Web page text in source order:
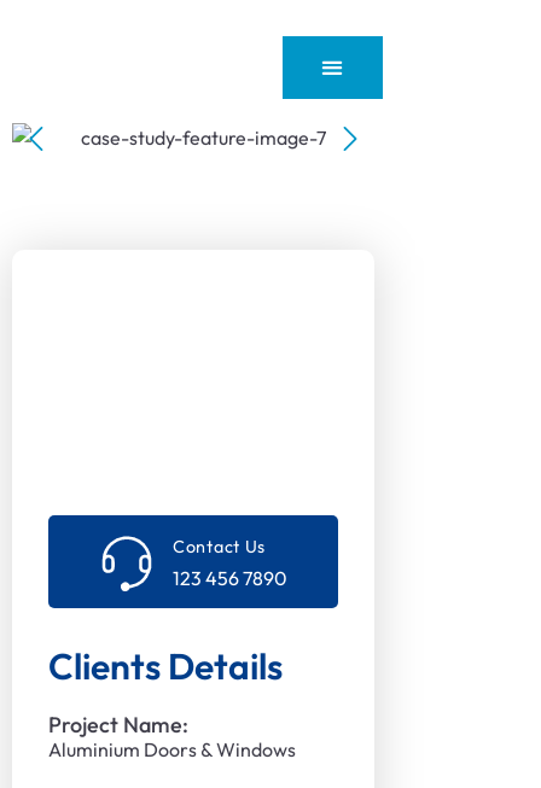
Clients Details
Project Name:
Aluminium Doors & Windows
Contact Us
123 456 7890